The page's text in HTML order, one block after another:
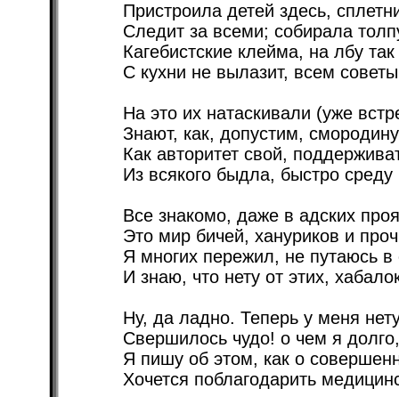
Пристроила детей здесь,
Следит за всеми; собирала
Кагебистские клейма, на лбу
С кухни не вылазит, всем
На это их натаскивали (уже
Знают, как, допустим,
Как авторитет свой,
Из всякого быдла, быстро среду
Все знакомо, даже в адских
Это мир бичей, хануриков и
Я многих пережил, не путаюсь в
И знаю, что нету от этих,
Ну, да ладно. Теперь у меня
Свершилось чудо! о чем я
Я пишу об этом, как о
Хочется поблагодарить